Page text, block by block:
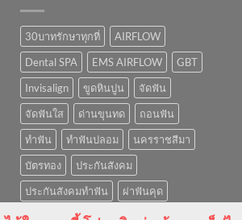
30บาทรักษาทุกที่
AIRFLOW
Dental SPA
EMS AIRFLOW
GBT
Invisalign
ขูดหินปูน
จัดฟัน
จัดฟันใส
ด่านขุนทด
ถอนฟัน
ทำฟัน
ทำฟันปลอม
นครราชสีมา
บัตรทอง
ประกันสังคม
ประกันสังคมทำฟัน
ผ่าฟันคุด
พ่นขจัดคราบ
ฟอกสีฟัน